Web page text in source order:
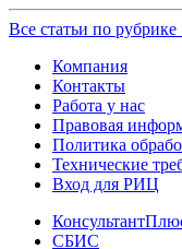
Все статьи по
Компания
Контакты
Работа у нас
Правовая
Политика
Технические
Вход для РИЦ
СБИС